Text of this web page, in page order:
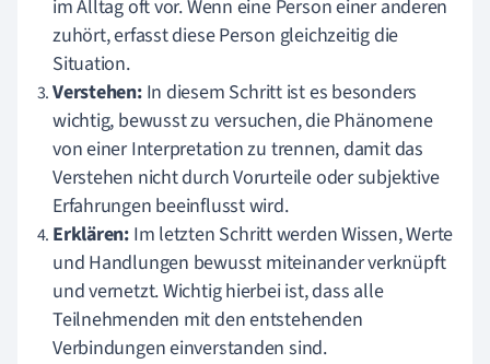
im Alltag oft vor. Wenn eine Person einer anderen
zuhört, erfasst diese Person gleichzeitig die
Situation.
Verstehen: In diesem Schritt ist es besonders
wichtig, bewusst zu versuchen, die Phänomene
von einer Interpretation zu trennen, damit das
Verstehen nicht durch Vorurteile oder subjektive
Erfahrungen beeinflusst wird.
Erklären: Im letzten Schritt werden Wissen, Werte
und Handlungen bewusst miteinander verknüpft
und vernetzt. Wichtig hierbei ist, dass alle
Teilnehmenden mit den entstehenden
Verbindungen einverstanden sind.